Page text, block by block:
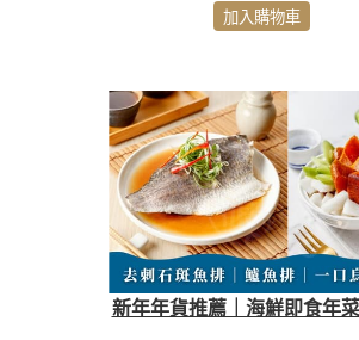
加入購物車
新年年貨推薦｜海鮮即食年